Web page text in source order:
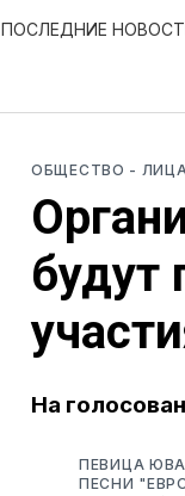
ПОСЛЕДНИЕ
ОБЩЕСТВО -
будут
На
ПЕВИЦА
ПЕСНИ